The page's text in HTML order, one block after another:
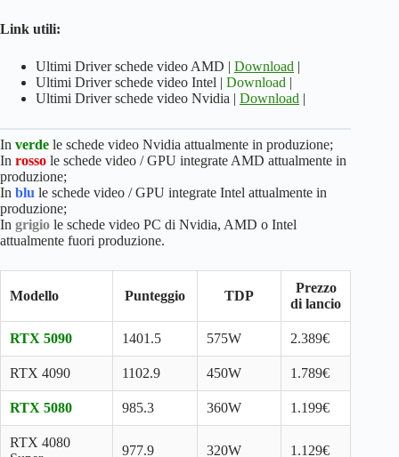
Link utili:
Ultimi Driver schede video AMD | Download |
Ultimi Driver schede video Intel | Download |
Ultimi Driver schede video Nvidia | Download |
In verde le schede video Nvidia attualmente in produzione;
In rosso le schede video / GPU integrate AMD attualmente in
produzione;
In blu le schede video / GPU integrate Intel attualmente in
produzione;
In grigio le schede video PC di Nvidia, AMD o Intel
attualmente fuori produzione.
Modello Punteggio TDP
Prezzo
di lancio
RTX 5090 1401.5 575W 2.389€
RTX 4090 1102.9 450W 1.789€
RTX 5080 985.3 360W 1.199€
RTX 4080
977.9 320W 1.129€